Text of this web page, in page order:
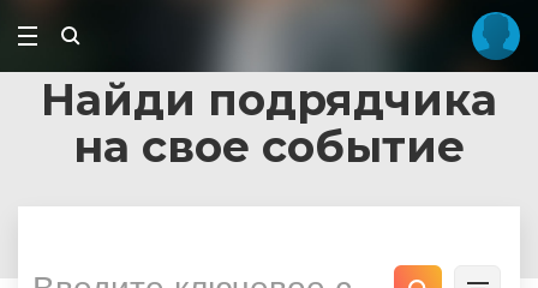
Найди подрядчика
на свое событие